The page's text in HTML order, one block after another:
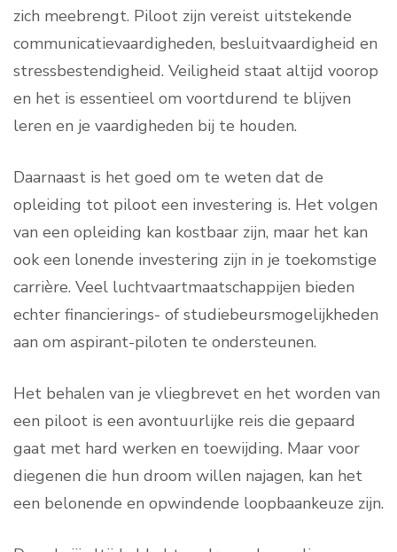
zich meebrengt. Piloot zijn vereist uitstekende
communicatievaardigheden, besluitvaardigheid en
stressbestendigheid. Veiligheid staat altijd voorop
en het is essentieel om voortdurend te blijven
leren en je vaardigheden bij te houden.
Daarnaast is het goed om te weten dat de
opleiding tot piloot een investering is. Het volgen
van een opleiding kan kostbaar zijn, maar het kan
ook een lonende investering zijn in je toekomstige
carrière. Veel luchtvaartmaatschappijen bieden
echter financierings- of studiebeursmogelijkheden
aan om aspirant-piloten te ondersteunen.
Het behalen van je vliegbrevet en het worden van
een piloot is een avontuurlijke reis die gepaard
gaat met hard werken en toewijding. Maar voor
diegenen die hun droom willen najagen, kan het
een belonende en opwindende loopbaankeuze zijn.